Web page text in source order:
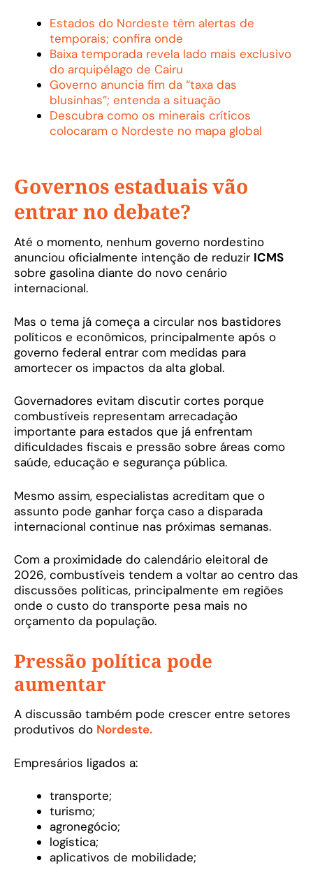
Estados do Nordeste têm alertas de
temporais; confira onde
Baixa temporada revela lado mais exclusivo
do arquipélago de Cairu
Governo anuncia fim da “taxa das
blusinhas”; entenda a situação
Descubra como os minerais críticos
colocaram o Nordeste no mapa global
Governos estaduais vão
entrar no debate?
Até o momento, nenhum governo nordestino
anunciou oficialmente intenção de reduzir ICMS
sobre gasolina diante do novo cenário
internacional.
Mas o tema já começa a circular nos bastidores
políticos e econômicos, principalmente após o
governo federal entrar com medidas para
amortecer os impactos da alta global.
Governadores evitam discutir cortes porque
combustíveis representam arrecadação
importante para estados que já enfrentam
dificuldades fiscais e pressão sobre áreas como
saúde, educação e segurança pública.
Mesmo assim, especialistas acreditam que o
assunto pode ganhar força caso a disparada
internacional continue nas próximas semanas.
Com a proximidade do calendário eleitoral de
2026, combustíveis tendem a voltar ao centro das
discussões políticas, principalmente em regiões
onde o custo do transporte pesa mais no
orçamento da população.
Pressão política pode
aumentar
A discussão também pode crescer entre setores
produtivos do Nordeste.
Empresários ligados a:
transporte;
turismo;
agronegócio;
logística;
aplicativos de mobilidade;